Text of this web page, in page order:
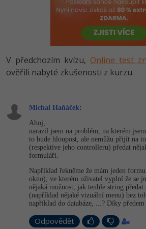
HTML5, CSS3, Bootstrap, SEO
SQL a databáze
Testování a verzování
Spring
Django
JavaScript
Python
MySQL/MariaDB
SQLite
Vývojář mobilních aplikací
Specialista na AI a bigdata
C# Game developer
Tester
Systémový administrátor
Grafik / UX/UI návrhář
3D grafik
Projektový manažer
Databázový analytik
Python -80%
JavaScript -80%
PHP
-80%
Swift
Kotlin
C -80%
VB.NET
SQL
Návrh SW -80%
V předchozím kvízu, Online test
ověřili nabyté zkušenosti z kurzu.
Michal Haňáček:
Ahoj,
narazil jsem na problém, na kterém
to bude hloupost, ale nemůžu přijít na
(respektive jeho controlleru) předat
formuláři.
Například řekněme že mám jeden
okno), ve kterém uživatel vyplní že se
nějaká možnost, jak tenhle string
(například nějaké vizuální menu) bez
například do databáze, ...? Díky předem
Odpovědět